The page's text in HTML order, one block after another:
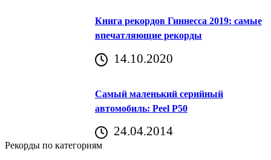
Книга рекордов Гиннесса 2019: самые
впечатляющие рекорды
14.10.2020
Самый маленький серийный
автомобиль: Peel P50
24.04.2014
Рекорды по категориям